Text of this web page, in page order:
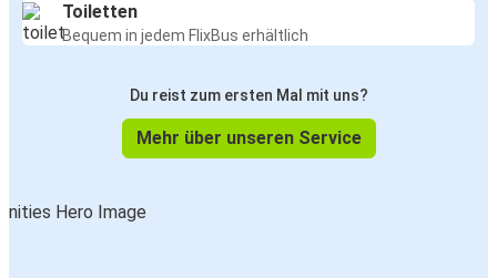
Toiletten
Bequem in jedem FlixBus erhältlich
Du reist zum ersten Mal mit uns?
Mehr über unseren Service